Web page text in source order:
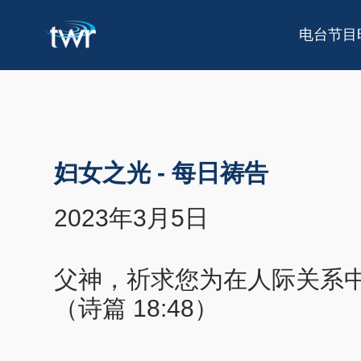
电台节目
妇女之光 - 每日祷告
2023年3月5日
父神，祈求您为在人际关系
（诗篇 18:48）